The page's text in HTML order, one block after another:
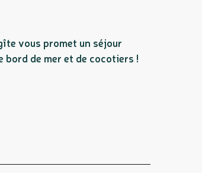
vous promet un séjour
bord de mer et de cocotiers !